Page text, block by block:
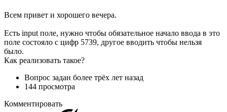
Всем привет и хорошего вечера.
Есть input поле, нужно чтобы обязательное начало ввода в это
поле состояло с цифр 5739, другое вводить чтобы нельзя
было.
Как реализовать такое?
Вопрос задан более трёх лет назад
144 просмотра
Комментировать